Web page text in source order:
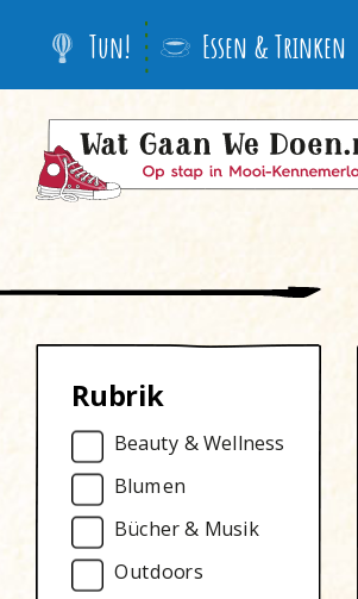
Tun! Essen & Trinken
Rubrik
Beauty & Wellness
Blumen
Bücher & Musik
Outdoors